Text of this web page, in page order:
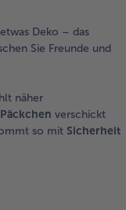
Deko – das
Sie Freunde und
näher
Päckchen verschickt
so mit Sicherheit